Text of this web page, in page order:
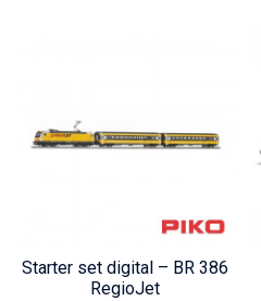
Starter set digital – BR 386
RegioJet